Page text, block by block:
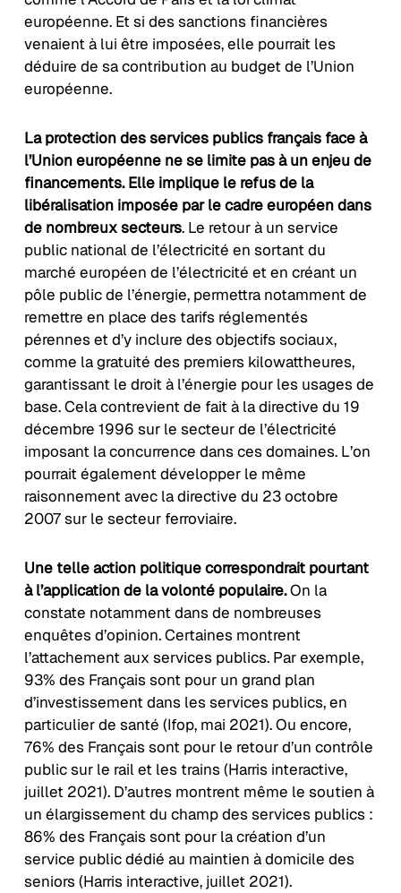
européenne. Et si des sanctions financières
venaient à lui être imposées, elle pourrait les
déduire de sa contribution au budget de l’Union
européenne.
La protection des services publics français face à
l’Union européenne ne se limite pas à un enjeu de
financements. Elle implique le refus de la
libéralisation imposée par le cadre européen dans
de nombreux secteurs. Le retour à un service
public national de l’électricité en sortant du
marché européen de l’électricité et en créant un
pôle public de l’énergie, permettra notamment de
remettre en place des tarifs réglementés
pérennes et d’y inclure des objectifs sociaux,
comme la gratuité des premiers kilowattheures,
garantissant le droit à l’énergie pour les usages de
base. Cela contrevient de fait à la directive du 19
décembre 1996 sur le secteur de l’électricité
imposant la concurrence dans ces domaines. L’on
pourrait également développer le même
raisonnement avec la directive du 23 octobre
2007 sur le secteur ferroviaire.
Une telle action politique correspondrait pourtant
à l’application de la volonté populaire.On la
constate notamment dans de nombreuses
enquêtes d’opinion. Certaines montrent
l’attachement aux services publics. Par exemple,
93% des Français sont pour un grand plan
d’investissement dans les services publics, en
particulier de santé (Ifop, mai 2021). Ou encore,
76% des Français sont pour le retour d’un contrôle
public sur le rail et les trains (Harris interactive,
juillet 2021). D’autres montrent même le soutien à
un élargissement du champ des services publics :
86% des Français sont pour la création d’un
service public dédié au maintien à domicile des
seniors (Harris interactive, juillet 2021).